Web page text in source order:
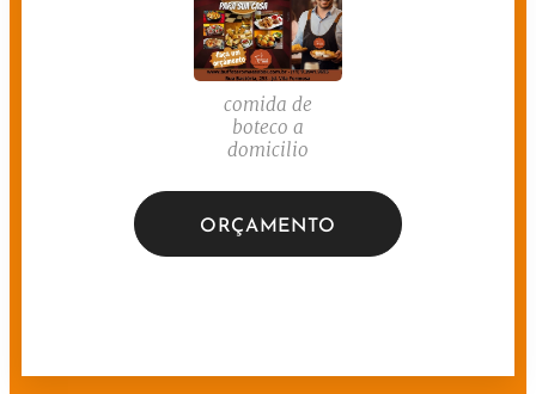
comida de
boteco a
domicilio
ORÇAMENTO